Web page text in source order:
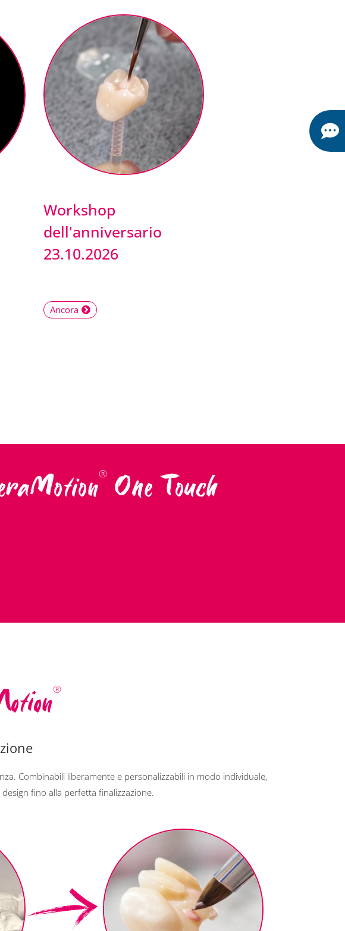
Workshop
dell'anniversario
23.10.2026
Ancora
® One Touch
®
Combinabili liberamente e personalizzabili in modo individuale,
fino alla perfetta finalizzazione.